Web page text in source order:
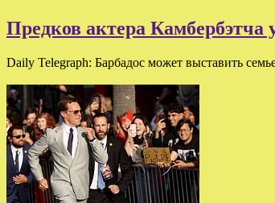
Предков актера Камбербэтча
Daily Telegraph: Барбадос может выставить